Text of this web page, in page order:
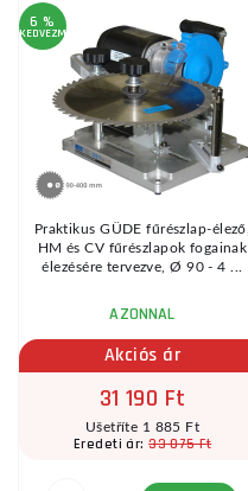
6 %
KEDVEZMÉNY
Praktikus GÜDE fűrészlap-élező,
HM és CV fűrészlapok fogainak
élezésére tervezve, Ø 90 - 4 ...
AZONNAL
Akciós ár
31 190 Ft
Ušetříte 1 885 Ft
Eredeti ár:33 075 Ft